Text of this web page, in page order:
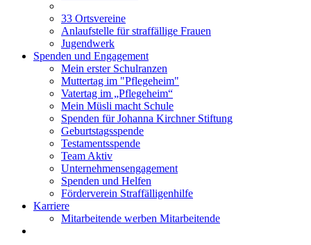
33 Ortsvereine
Anlaufstelle für straffällige Frauen
Jugendwerk
Spenden und Engagement
Mein erster Schulranzen
Muttertag im "Pflegeheim"
Vatertag im „Pflegeheim“
Mein Müsli macht Schule
Spenden für Johanna Kirchner Stiftung
Geburtstagsspende
Testamentsspende
Team Aktiv
Unternehmensengagement
Spenden und Helfen
Förderverein Straffälligenhilfe
Karriere
Mitarbeitende werben Mitarbeitende